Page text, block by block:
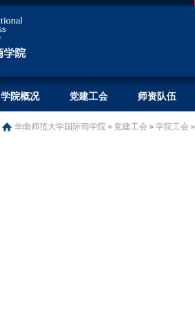
学院概况 党建工会 师资队伍
华南师范大学国际商学院 » 党建工会 » 学院工会 »